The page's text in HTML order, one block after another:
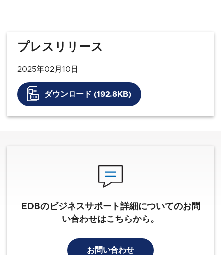
プレスリリース
2025年02月10日
ダウンロード (192.8KB)
EDBのビジネスサポート詳細についてのお問
い合わせはこちらから。
お問い合わせ